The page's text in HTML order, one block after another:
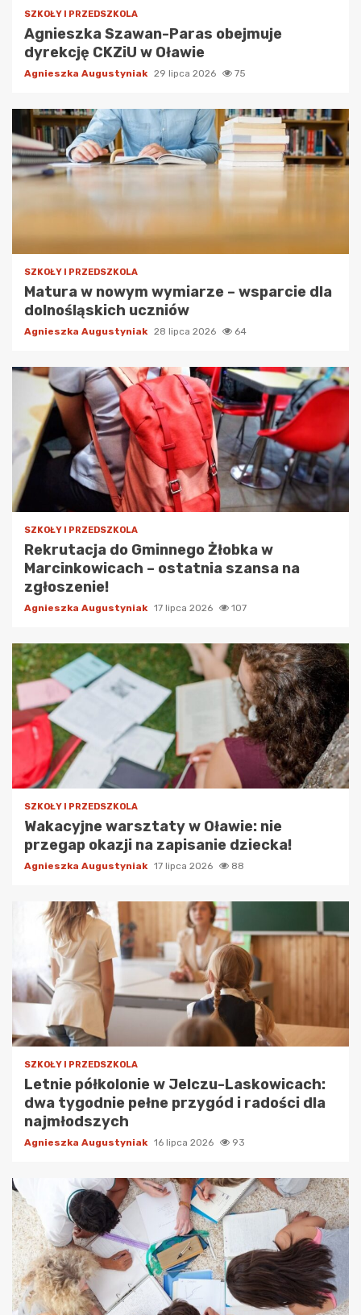
SZKOŁY I PRZEDSZKOLA
Agnieszka Szawan-Paras obejmuje
dyrekcję CKZiU w Oławie
Agnieszka Augustyniak 29 lipca 2026 75
SZKOŁY I PRZEDSZKOLA
Matura w nowym wymiarze – wsparcie dla
dolnośląskich uczniów
Agnieszka Augustyniak 28 lipca 2026 64
SZKOŁY I PRZEDSZKOLA
Rekrutacja do Gminnego Żłobka w
Marcinkowicach – ostatnia szansa na
zgłoszenie!
Agnieszka Augustyniak 17 lipca 2026 107
SZKOŁY I PRZEDSZKOLA
Wakacyjne warsztaty w Oławie: nie
przegap okazji na zapisanie dziecka!
Agnieszka Augustyniak 17 lipca 2026 88
SZKOŁY I PRZEDSZKOLA
Letnie półkolonie w Jelczu-Laskowicach:
dwa tygodnie pełne przygód i radości dla
najmłodszych
Agnieszka Augustyniak 16 lipca 2026 93